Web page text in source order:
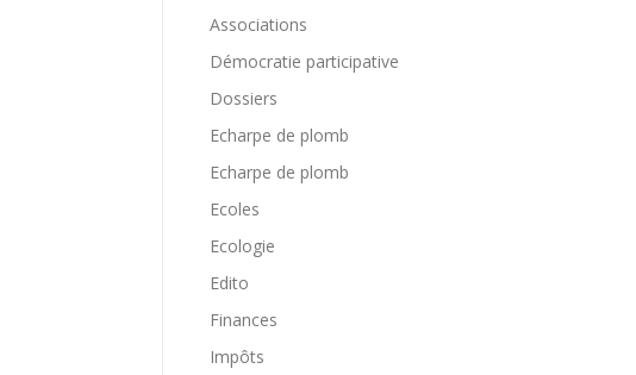
Associations
Démocratie participative
Dossiers
Echarpe de plomb
Echarpe de plomb
Ecoles
Ecologie
Edito
Finances
Impôts